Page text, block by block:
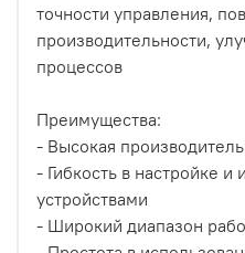
точности управления,
производительности,
процессов
Преимущества:
- Высокая
- Гибкость в настройке и
устройствами
- Широкий диапазон